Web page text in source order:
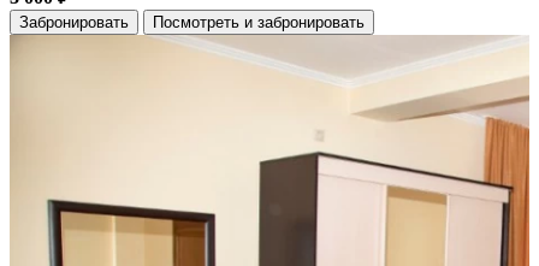
Забронировать Посмотреть и забронировать